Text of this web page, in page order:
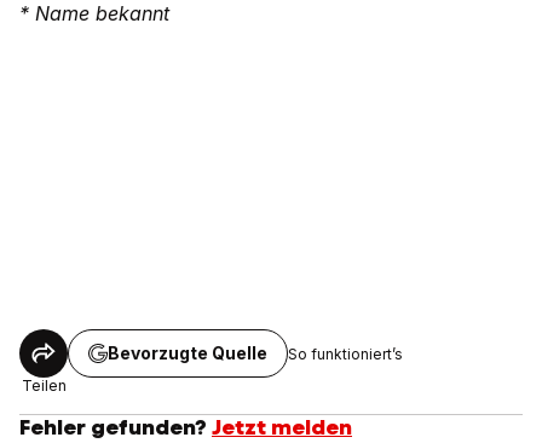
* Name bekannt
Teilen
Bevorzugte Quelle So funktioniert’s
Fehler gefunden? Jetzt melden